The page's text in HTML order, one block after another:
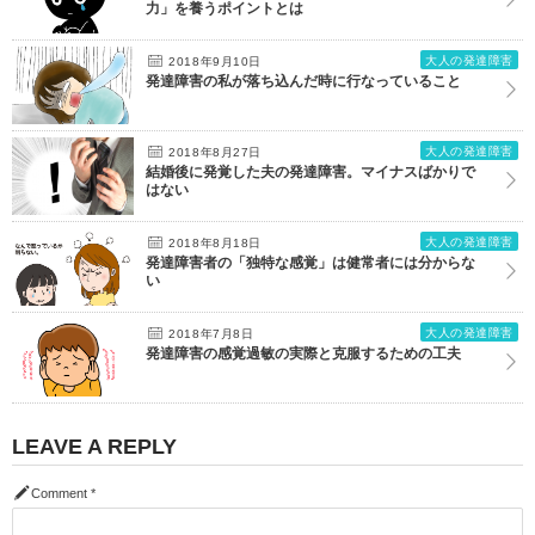
力」を養うポイントとは
2018年9月10日 大人の発達障害
発達障害の私が落ち込んだ時に行なっていること
2018年8月27日 大人の発達障害
結婚後に発覚した夫の発達障害。マイナスばかりで
はない
2018年8月18日 大人の発達障害
発達障害者の「独特な感覚」は健常者には分からな
い
2018年7月8日 大人の発達障害
発達障害の感覚過敏の実際と克服するための工夫
LEAVE A REPLY
Comment *